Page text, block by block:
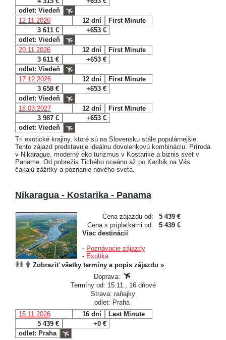
odlet: Viedeň
12.11.2026
12 dní
First Minute
3 611 €
+653 €
odlet: Viedeň
20.11.2026
12 dní
First Minute
3 611 €
+653 €
odlet: Viedeň
17.12.2026
12 dní
First Minute
3 658 €
+653 €
odlet: Viedeň
18.03.2027
12 dní
First Minute
3 987 €
+653 €
odlet: Viedeň
Tri exotické krajiny, ktoré sú na Slovensku stále populárnejšie.
Tento zájazd predstavuje ideálnu dovolenkovú kombináciu. Príroda
v Nikarague, moderný eko turizmus v Kostarike a biznis svet v
Paname. Od pobrežia Tichého oceánu až po Karibik na Vás
čakajú zážitky a poznanie nového sveta.
Nikaragua - Kostarika - Panama
Cena zájazdu od:
5 439 €
Cena s príplatkami od:
5 439 €
Viac destinácií
- Poznávacie zájazdy
- Exotika
Zobraziť všetky termíny a popis zájazdu »
Doprava:
Termíny od: 15.11., 16 dňové
Strava: raňajky
odlet: Praha
15.11.2026
16 dní
Last Minute
5 439 €
+0 €
odlet: Praha